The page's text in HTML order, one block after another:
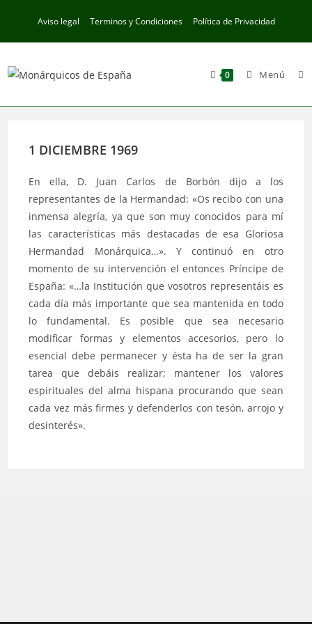
contenido
Aviso legal Terminos y Condiciones Política de Privacidad
0 Menú
1 DICIEMBRE 1969
En ella, D. Juan Carlos de Borbón dijo a los
representantes de la Hermandad: «Os recibo con una
inmensa alegría, ya que son muy conocidos para mí
las características más destacadas de esa Gloriosa
Hermandad Monárquica…». Y continuó en otro
momento de su intervención el entonces Príncipe de
España: «…la Institución que vosotros representáis es
cada día más importante que sea mantenida en todo
lo fundamental. Es posible que sea necesario
modificar formas y elementos accesorios, pero lo
esencial debe permanecer y ésta ha de ser la gran
tarea que debáis realizar; mantener los valores
espirituales del alma hispana procurando que sean
cada vez más firmes y defenderlos con tesón, arrojo y
desinterés».